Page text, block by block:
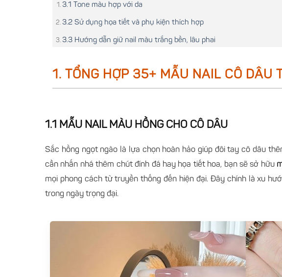
3.1 Tone màu hợp với da
3.2 Sử dụng họa tiết và phụ kiện thích hợp
3.3 Hướng dẫn giữ nail màu trắng bền, lâu phai
1. TỔNG HỢP 35+ MẪU NAIL CÔ DÂU
1.1 MẪU NAIL MÀU HỒNG CHO CÔ DÂU
Sắc hồng ngọt ngào là lựa chọn hoàn hảo giúp đôi tay cô dâu
cần nhấn nhá thêm chút đính đá hay họa tiết hoa, bạn sẽ sở hữu
mọi phong cách từ truyền thống đến hiện đại. Đây chính là xu
trong ngày trọng đại.